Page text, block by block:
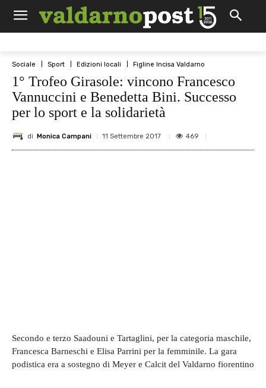
Sociale Sport Edizioni locali Figline Incisa Valdarno
1° Trofeo Girasole: vincono Francesco
Vannuccini e Benedetta Bini. Successo
per lo sport e la solidarietà
di Monica Campani 11 Settembre 2017 469
Secondo e terzo Saadouni e Tartaglini, per la categoria maschile,
Francesca Barneschi e Elisa Parrini per la femminile. La gara
podistica era a sostegno di Meyer e Calcit del Valdarno fiorentino